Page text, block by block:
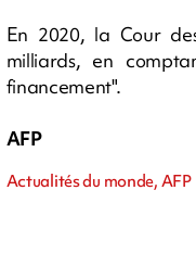
En 2020, la Cour
milliards, en
financement".
AFP
Actualités du monde, AFP